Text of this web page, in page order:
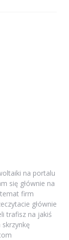
na portalu
się głównie na
firm
głównie
trafisz na jakiś
skrzynkę